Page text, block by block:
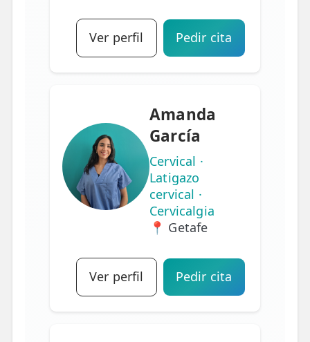
Ver perfil Pedir cita
Amanda
García
Cervical ·
Latigazo
cervical ·
Cervicalgia
📍 Getafe
Ver perfil Pedir cita